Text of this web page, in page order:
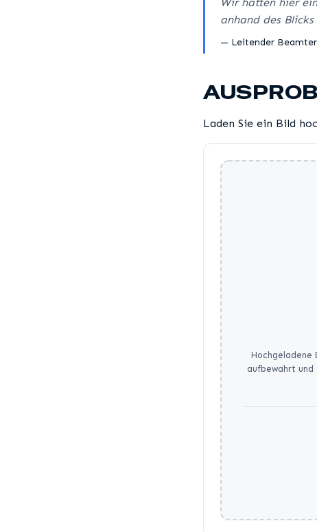
anhand des
— Leitender
Laden Sie ein Bild
Hochgeladene
aufbewahrt und